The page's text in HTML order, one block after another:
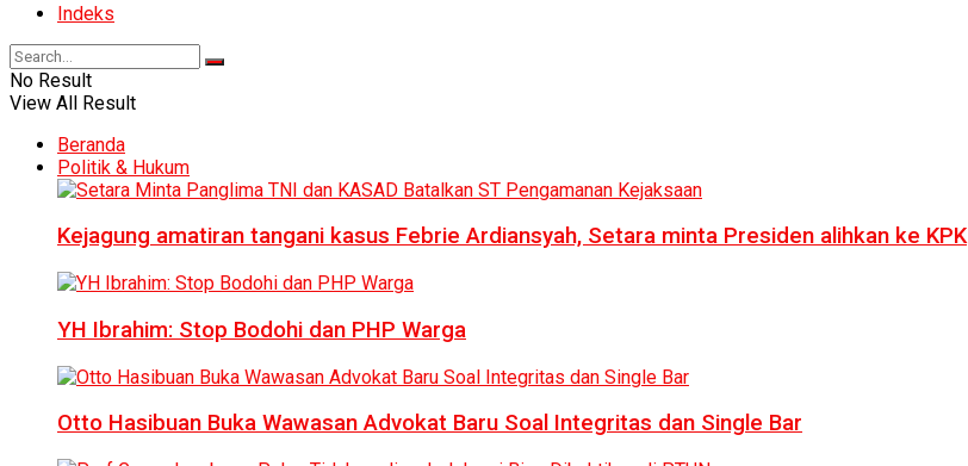
Indeks
No Result
View All Result
Beranda
Politik & Hukum
Kejagung amatiran tangani kasus Febrie Ardiansyah, Setara minta Presiden alihkan ke KPK
YH Ibrahim: Stop Bodohi dan PHP Warga
Otto Hasibuan Buka Wawasan Advokat Baru Soal Integritas dan Single Bar